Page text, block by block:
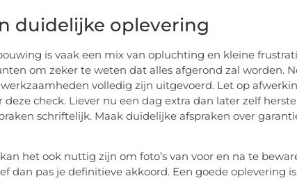
duidelijke oplevering
is vaak een mix van opluchting en kleine
om zeker te weten dat alles afgerond zal worden.
volledig zijn uitgevoerd. Let op
check. Liever nu een dag extra dan later zelf
schriftelijk. Maak duidelijke afspraken over
het ook nuttig zijn om foto’s van voor en na te
dan pas je definitieve akkoord. Een goede oplevering